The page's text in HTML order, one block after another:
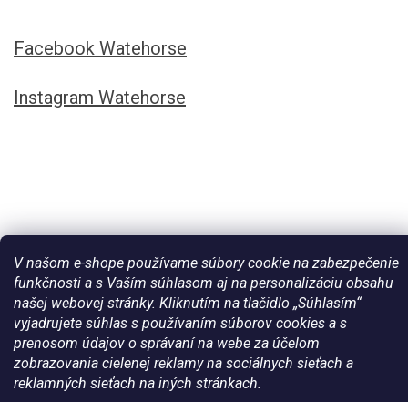
V našom e-shope používame súbory cookie na zabezpečenie
funkčnosti a s Vaším súhlasom aj na personalizáciu obsahu
našej webovej stránky. Kliknutím na tlačidlo „Súhlasím“
vyjadrujete súhlas s používaním súborov cookies a s
prenosom údajov o správaní na webe za účelom
zobrazovania cielenej reklamy na sociálnych sieťach a
reklamných sieťach na iných stránkach.
Facebook Watehorse
Instagram Watehorse
Vytvoril Shoptet
Copyright 2026Všetko pre vaše kone - WateHorse.sk. Všetky
práva vyhradené.